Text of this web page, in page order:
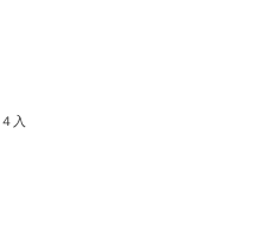
入